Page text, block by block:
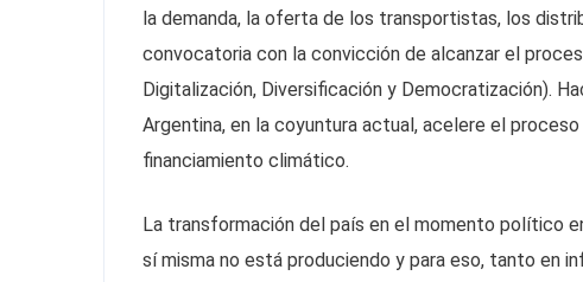
la demanda, la oferta de los transportistas, los
convocatoria con la convicción de alcanzar el
Digitalización, Diversificación y Democratización).
Argentina, en la coyuntura actual, acelere el
financiamiento climático.
La transformación del país en el momento político
sí misma no está produciendo y para eso, tanto en